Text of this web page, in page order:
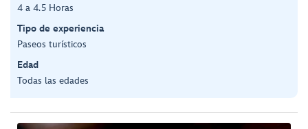
4 a 4.5 Horas
Tipo de experiencia
Paseos turísticos
Edad
Todas las edades